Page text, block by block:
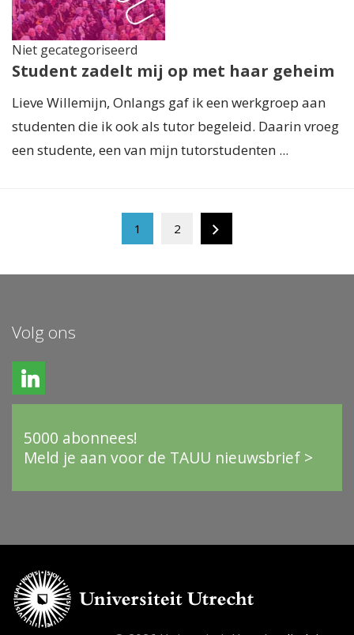
Niet gecategoriseerd
Student zadelt mij op met haar geheim
Lieve Willemijn, Onlangs gaf ik een werkgroep aan
studenten die ik ook als tutor begeleid. Daarin vroeg
een studente, een van mijn tutorstudenten ...
1 2
Volg ons
5000 abonnees!
Meld je aan voor de TAUU nieuwsbrief >